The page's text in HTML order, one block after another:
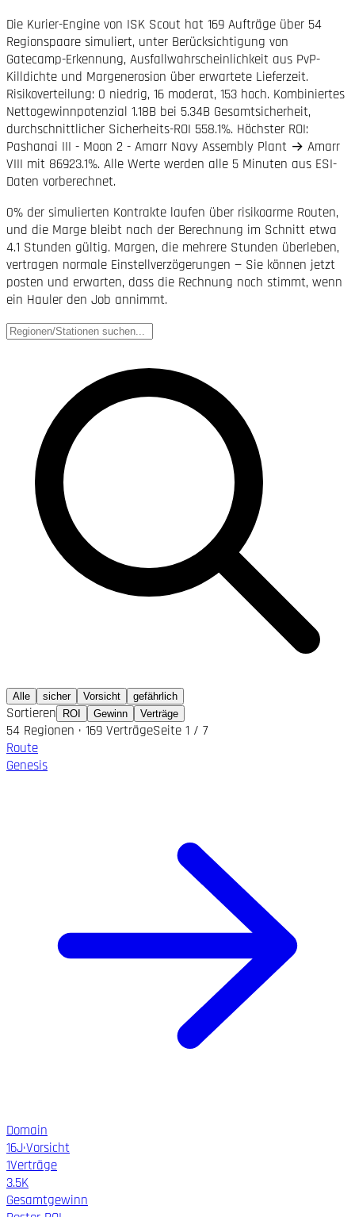
Die Kurier-Engine von ISK Scout hat 169 Aufträge über 54
Regionspaare simuliert, unter Berücksichtigung von
Gatecamp-Erkennung, Ausfallwahrscheinlichkeit aus PvP-
Killdichte und Margenerosion über erwartete Lieferzeit.
Risikoverteilung: 0 niedrig, 16 moderat, 153 hoch. Kombiniertes
Nettogewinnpotenzial 1.18B bei 5.34B Gesamtsicherheit,
durchschnittlicher Sicherheits-ROI 558.1%. Höchster ROI:
Pashanai III - Moon 2 - Amarr Navy Assembly Plant → Amarr
VIII mit 86923.1%. Alle Werte werden alle 5 Minuten aus ESI-
Daten vorberechnet.
0% der simulierten Kontrakte laufen über risikoarme Routen,
und die Marge bleibt nach der Berechnung im Schnitt etwa
4.1 Stunden gültig. Margen, die mehrere Stunden überleben,
vertragen normale Einstellverzögerungen — Sie können jetzt
posten und erwarten, dass die Rechnung noch stimmt, wenn
ein Hauler den Job annimmt.
Alle sicher Vorsicht gefährlich
Sortieren ROI Gewinn Verträge
54 Regionen · 169 VerträgeSeite 1 / 7
Route
Genesis
Domain
16J·Vorsicht
1Verträge
3.5K
Gesamtgewinn